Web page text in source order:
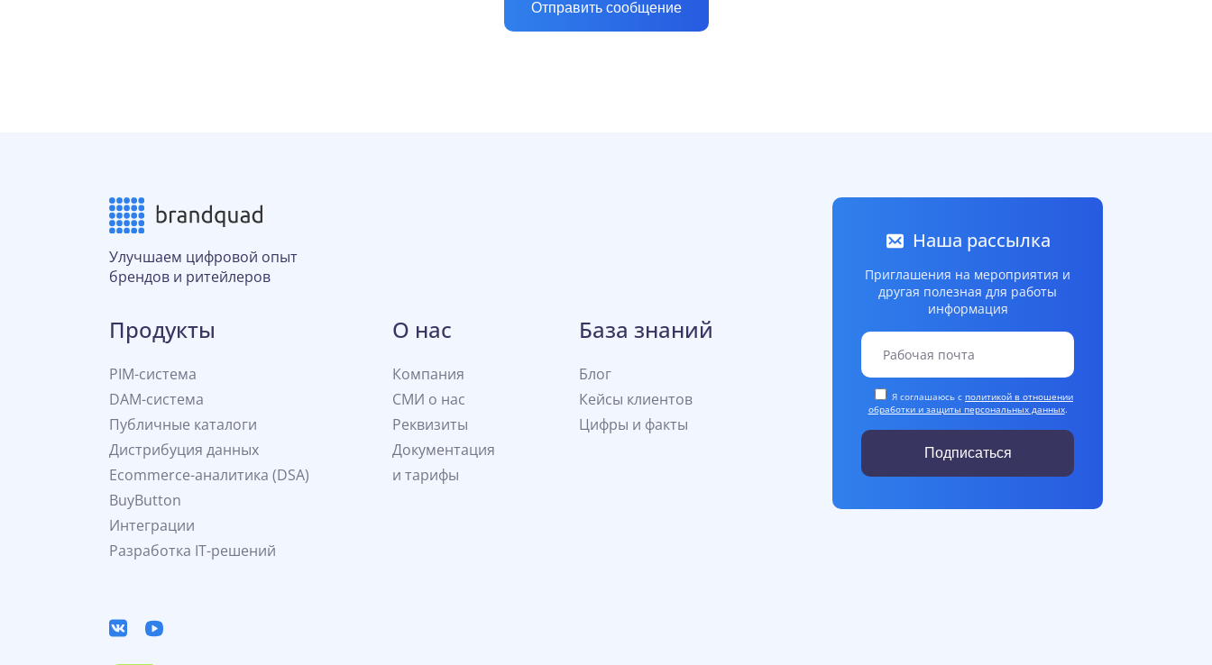
Улучшаем цифровой опыт
брендов и ритейлеров
Продукты
PIM-система
DAM-система
Публичные каталоги
Дистрибуция данных
Ecommerce-аналитика (DSA)
BuyButton
Интеграции
Разработка IT-решений
О нас
Компания
СМИ о нас
Реквизиты
Документация
и тарифы
База знаний
Блог
Кейсы клиентов
Цифры и факты
Наша рассылка
Приглашения на мероприятия и
другая полезная для работы
информация
Я соглашаюсь с политикой в отношении
обработки и защиты персональных данных.